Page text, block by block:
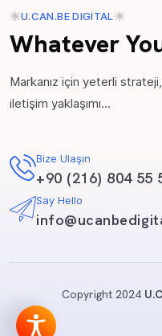
U.CAN.BE DIGITAL
Whatever
Markanız için yeterli
iletişim yaklaşımı...
Bize Ulaşın
+90 (216) 804 55
Say Hello
Copyright 2024